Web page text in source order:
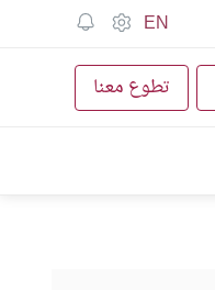
EN
تطوع معنا